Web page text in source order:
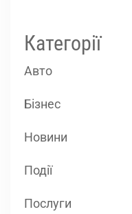
Категорії
Авто
Бізнес
Новини
Події
Послуги